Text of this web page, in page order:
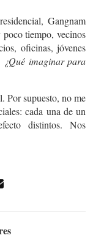
Gangnam
tiempo, vecinos
oficinas, jóvenes
¿Qué imaginar para
Por supuesto, no me
cada una de un
distintos. Nos